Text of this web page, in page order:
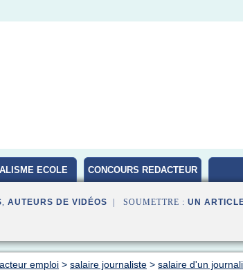
ECOLE CONCOURS REDACTEUR
, AUTEURS DE VIDÉOS | SOUMETTRE : UN
emploi > salaire journaliste > salaire d'un